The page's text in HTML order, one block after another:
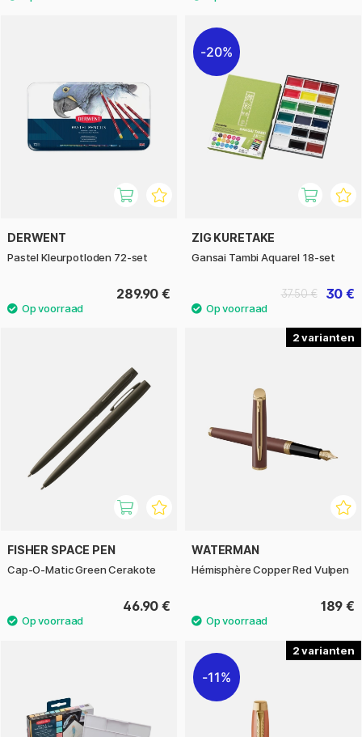
DERWENT
Pastel Kleurpotloden 72-set
289.90 €
20%
ZIG KURETAKE
Gansai Tambi Aquarel 18-set
30 €
37.50 €
FISHER SPACE PEN
Cap-O-Matic Green Cerakote
46.90 €
2
WATERMAN
Hémisphère Copper Red Vulpen
189 €
2
11%